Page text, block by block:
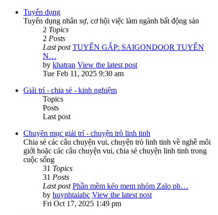
Tuyển dụng
Tuyển dụng nhân sự, cơ hội việc làm ngành bất động sản
2 Topics
2 Posts
Last post TUYỂN GẤP: SAIGONDOOR TUYỂN
N…
by khatran View the latest post
Tue Feb 11, 2025 9:30 am
Giải trí - chia sẻ - kinh nghiệm
Topics
Posts
Last post
Chuyên mục giải trí - chuyện trò linh tinh
Chia sẻ các câu chuyện vui, chuyện trò linh tinh về nghề môi
giới hoặc các câu chuyện vui, chia sẻ chuyện linh tinh trong
cuộc sống
31 Topics
31 Posts
Last post Phần mềm kéo mem nhóm Zalo ph…
by huynhtaiabc View the latest post
Fri Oct 17, 2025 1:49 pm